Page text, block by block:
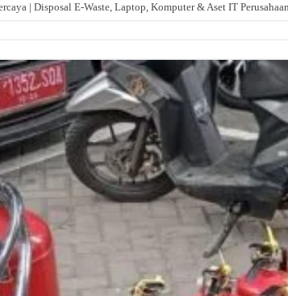
| Disposal E-Waste, Laptop, Komputer & Aset IT